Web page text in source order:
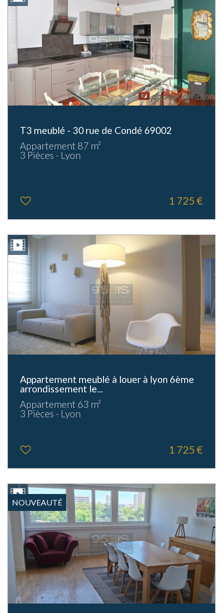
T3 meublé - 30 rue de Condé 69002
Appartement 87 m²
3 Pièces - Lyon
1 725 €
Appartement meublé à louer à lyon 6ème
arrondissement le...
Appartement 63 m²
3 Pièces - Lyon
1 725 €
NOUVEAUTÉ